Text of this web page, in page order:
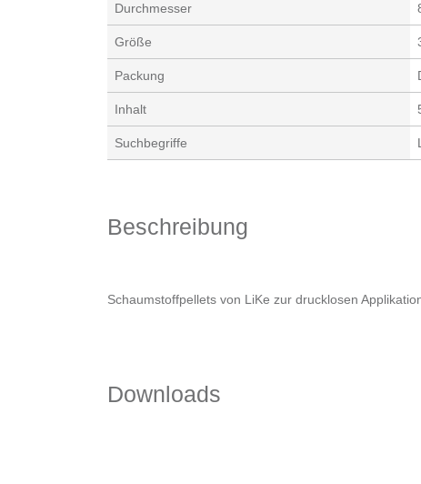
Durchmesser
Größe
Packung
Inhalt
Suchbegriffe
Beschreibung
Schaumstoffpellets von LiKe zur drucklosen
Downloads